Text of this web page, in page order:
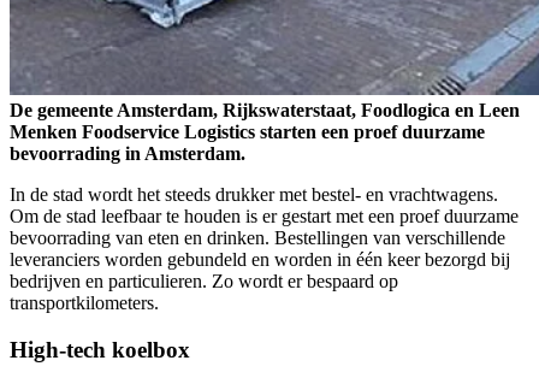
De gemeente Amsterdam, Rijkswaterstaat, Foodlogica en Leen
Menken Foodservice Logistics starten een proef duurzame
bevoorrading in Amsterdam.
In de stad wordt het steeds drukker met bestel- en vrachtwagens.
Om de stad leefbaar te houden is er gestart met een proef duurzame
bevoorrading van eten en drinken. Bestellingen van verschillende
leveranciers worden gebundeld en worden in één keer bezorgd bij
bedrijven en particulieren. Zo wordt er bespaard op
transportkilometers.
High-tech koelbox